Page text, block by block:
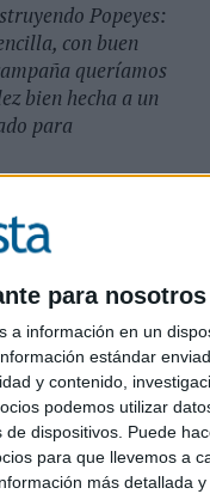
para nosotros
a información en un
estándar
y contenido,
podemos utilizar
dispositivos. Puede
para que llevemos a
más detallada
Popeyes:
con buen
queríamos
bien hecha a un
para
reivindica su
en el centro. En
creativa que
firma
el